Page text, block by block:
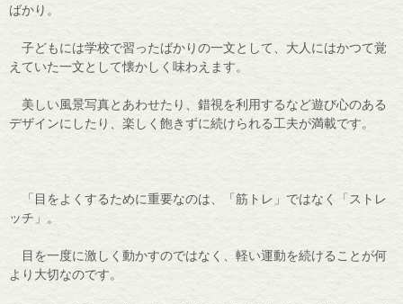
ばかり。
子どもには学校で習ったばかりの一文として、大人にはかつて覚
えていた一文として懐かしく味わえます。
美しい風景写真とあわせたり、錯視を利用するなど遊び心のある
デザインにしたり、楽しく飽きずに続けられる工夫が満載です。
「目をよくするために重要なのは、「筋トレ」ではなく「ストレ
ッチ」。
目を一度に激しく動かすのではなく、軽い運動を続けることが何
より大切なのです。